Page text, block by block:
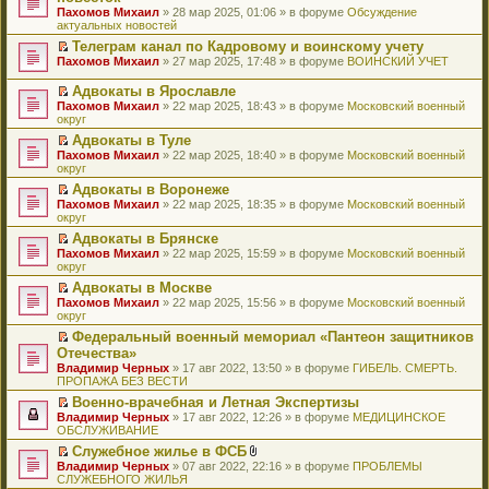
ю
щ
е
н
и
ю
о
о
б
щ
е
н
и
ю
о
м
у
с
о
б
щ
е
н
и
ю
а
н
н
м
у
с
о
о
б
щ
е
н
и
ю
о
ч
и
а
н
н
о
м
у
с
о
о
б
щ
е
н
и
ю
н
е
п
о
и
т
а
н
н
о
м
у
с
о
о
б
щ
е
н
и
ю
в
о
м
у
н
п
р
о
ч
и
т
а
н
н
о
м
у
с
о
о
б
щ
е
н
и
ю
п
е
р
о
м
у
н
е
п
р
о
ч
и
т
а
н
н
о
м
у
с
о
о
б
щ
е
н
и
ю
е
р
е
й
т
к
п
е
р
в
о
м
у
н
е
п
р
о
ч
и
т
а
н
н
о
м
у
с
о
о
б
щ
е
н
и
ю
Пахомов Михаил » 28 мар 2025, 01:06 » в форуме Обсуждение
актуальных новостей
П
р
е
й
т
и
к
п
е
р
в
о
м
у
н
е
п
р
о
ч
и
а
н
н
о
м
у
с
о
о
б
Телеграм канал по Кадровому и воинскому учету
Пахомов Михаил » 27 мар 2025, 17:48 » в форуме ВОИНСКИЙ УЧЕТ
П
е
р
е
й
т
и
к
п
е
р
в
о
м
у
н
е
п
р
о
ч
и
т
а
н
н
о
м
у
с
Адвокаты в Ярославле
Пахомов Михаил » 22 мар 2025, 18:43 » в форуме Московский военный
округ
П
е
р
е
й
т
и
к
п
е
р
в
о
м
у
н
е
п
р
о
ч
и
т
а
н
н
Адвокаты в Туле
Пахомов Михаил » 22 мар 2025, 18:40 » в форуме Московский военный
округ
П
е
р
е
й
т
и
к
п
е
р
в
о
м
у
н
е
п
р
о
ч
и
Адвокаты в Воронеже
Пахомов Михаил » 22 мар 2025, 18:35 » в форуме Московский военный
округ
П
е
р
е
й
т
и
к
п
е
р
в
о
м
у
н
е
п
р
Адвокаты в Брянске
Пахомов Михаил » 22 мар 2025, 15:59 » в форуме Московский военный
округ
П
е
р
е
й
т
и
к
п
е
р
в
о
м
у
Адвокаты в Москве
Пахомов Михаил » 22 мар 2025, 15:56 » в форуме Московский военный
округ
П
е
р
е
й
т
и
к
п
е
р
Федеральный военный мемориал «Пантеон защитников
Отечества»
Владимир Черных » 17 авг 2022, 13:50 » в форуме ГИБЕЛЬ. СМЕРТЬ.
ПРОПАЖА БЕЗ ВЕСТИ
П
е
р
е
й
т
Военно-врачебная и Летная Экспертизы
Владимир Черных » 17 авг 2022, 12:26 » в форуме МЕДИЦИНСКОЕ
ОБСЛУЖИВАНИЕ
П
е
Служебное жилье в ФСБ
В
Владимир Черных » 07 авг 2022, 22:16 » в форуме ПРОБЛЕМЫ
СЛУЖЕБНОГО ЖИЛЬЯ